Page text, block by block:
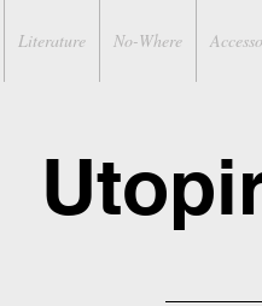
Literature No-Where